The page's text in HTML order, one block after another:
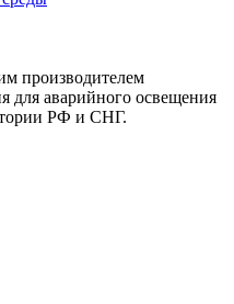
производителем
для аварийного освещения
РФ и СНГ.